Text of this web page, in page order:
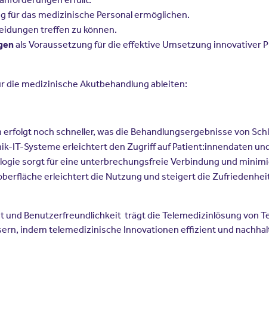
für das medizinische Personal ermöglichen.
treffen zu können.
als Voraussetzung für die effektive Umsetzung innovativer
die medizinische Akutbehandlung ableiten:
noch schneller, was die Behandlungsergebnisse von
IT-Systeme erleichtert den Zugriff auf Patient:innendaten
sorgt für eine unterbrechungsfreie Verbindung und
erleichtert die Nutzung und steigert die
Benutzerfreundlichkeit trägt die Telemedizinlösung von
indem telemedizinische Innovationen effizient und